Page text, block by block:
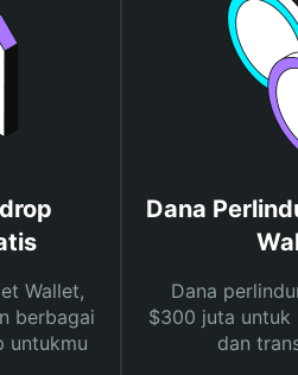
Wallet,
berbagai
untukmu
Dana
Dana
$300 juta untuk
dan